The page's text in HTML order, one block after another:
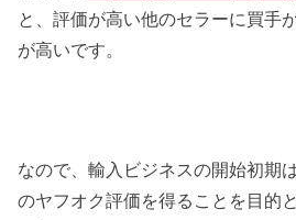
と、評価が高い他のセラーに買手
が高いです。
なので、輸入ビジネスの開始初期
のヤフオク評価を得ることを目的